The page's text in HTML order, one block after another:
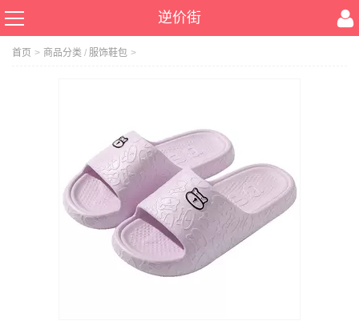
逆价街
首页 > 商品分类 / 服饰鞋包 >